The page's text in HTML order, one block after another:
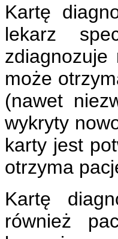
Kartę
lekarz
zdiagnozuje
może
(nawet
wykryty
karty jest
otrzyma
Kartę
również